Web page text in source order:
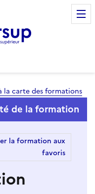
la carte des formations
de la formation
la formation aux
favoris